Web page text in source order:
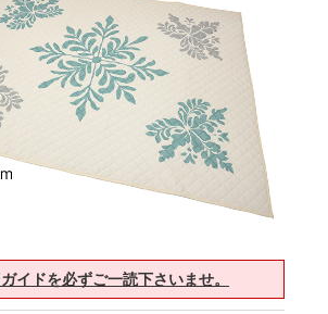
イドを必ずご一読下さいませ。